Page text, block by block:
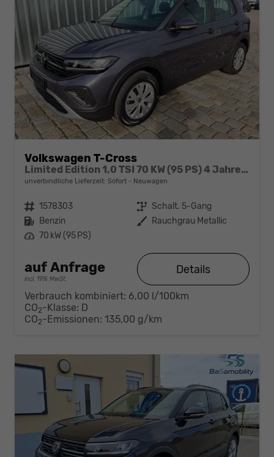
Volkswagen T-Cross
Limited Edition 1,0 TSI 70 KW (95 PS) 4 Jahre Garantie-2x PDC-App Connect-Sofort
unverbindliche Lieferzeit: Sofort Neuwagen
Fahrzeugnr. 1578303 Getriebe Schalt. 5-Gang
Kraftstoff Benzin Außenfarbe Rauchgrau Metallic
Leistung 70 kW (95 PS)
auf Anfrage
incl. 19% MwSt.
Details
Verbrauch kombiniert: 6,00 l/100km
CO2-Klasse: D
CO2-Emissionen: 135,00 g/km